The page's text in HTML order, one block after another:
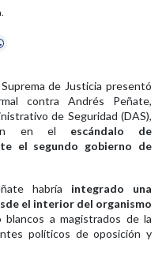
de Justicia presentó
contra Andrés Peñate,
de Seguridad (DAS),
en el escándalo de
el segundo gobierno de
habría integrado una
el interior del organismo
a magistrados de la
políticos de oposición y